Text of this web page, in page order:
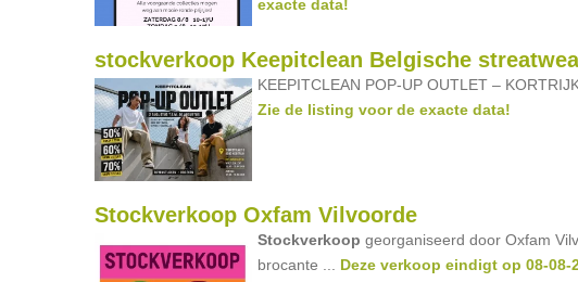
exacte data!
stockverkoop Keepitclean Belgische
KEEPITCLEAN POP-UP OUTLET –
Zie de listing voor de exacte data!
Stockverkoop Oxfam Vilvoorde
Stockverkoop georganiseerd door Oxfam
brocante ... Deze verkoop eindigt op 08-